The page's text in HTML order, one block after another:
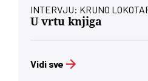
INTERVJU: KRUNO
U vrtu knjiga
Vidi sve